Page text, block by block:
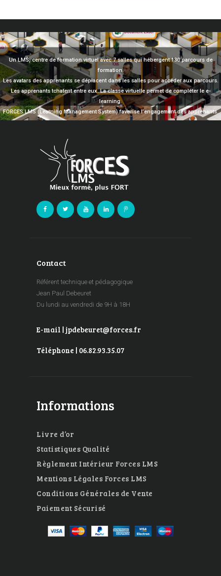
Un LMS, centre de formation virtuel avec 7 salles qui hébergent 130 parcours de
formation.
Les avatars des apprenants se déplacent dans les salles pour accéder aux parcours.
Les apprenants tchatent entre eux. La classe virtuelle permet de compléter le e-
learning.
FORCES LMS (Learning Management System) favorise l’engagement des apprenants.
Contact
Référent technique et pédagogique
Jean Paul Debeuret
Du lundi au vendredi de 9H à 18H
E-mail | jpdebeuret@forces.fr
Téléphone | 06.82.93.35.07
Informations
Livre d’or
Statistiques Qualité
Règlement Intérieur Forces LMS
Mentions Légales Forces LMS
Conditions Générales de Vente
Paiement Sécurisé